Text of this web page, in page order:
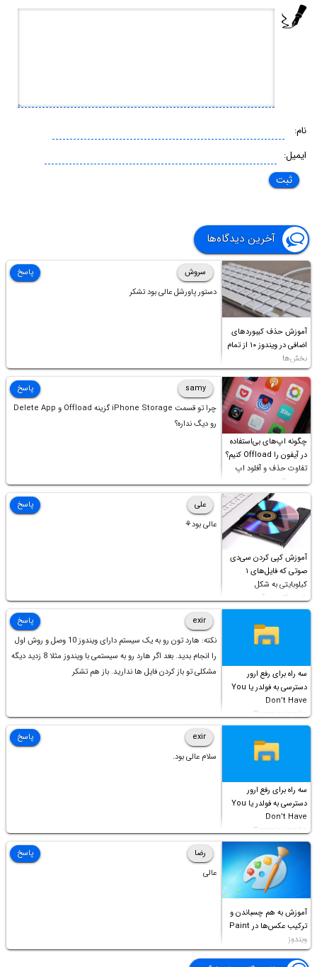
نام:
ایمیل:
آخرین دیدگاه‌ها
آموزش حذف کیبوردهای
اضافی در ویندوز ۱۰ از تمام
بخش‌ها
سروش
دستور پاورشل عالی بود تشکر
پاسخ
چگونه اپ‌های بی‌استفاده
در آیفون را Offload کنیم؟
تفاوت حذف و آفلود اپ
چیست؟
samy
چرا تو قسمت iPhone Storage گزینه Offload و Delete App
رو دیگ نداره؟
پاسخ
آموزش کپی کردن سی‌دی
صوتی که فایل‌های ۱
کیلوبایتی به شکل
شورت‌کات در آن موجود
است!
علی
عالی بود⚘
پاسخ
سه راه برای رفع ارور
دسترسی به فولدر یا You
Don’t Have
Permission to
Access this folder
exir
نکته: هارد تون رو به یک سیستم دارای ویندوز 10 وصل و روش اول
را انجام بدید. بعد اگر هارد رو به سیستمی با ویندوز مثلا 8 زدید دیگه
مشکلی تو باز کردن فایل ها ندارید. باز هم تشکر
پاسخ
سه راه برای رفع ارور
دسترسی به فولدر یا You
Don’t Have
Permission to
Access this folder
exir
سلام عالی بود.
پاسخ
آموزش به هم چسباندن و
ترکیب عکس‌ها در Paint
ویندوز
رضا
عالی
پاسخ